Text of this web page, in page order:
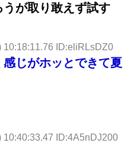
が取り敢えず試す
10:18:11.76 ID:eliRLsDZ0
じがホッとできて夏
10:40:33.47 ID:4A5nDJ200